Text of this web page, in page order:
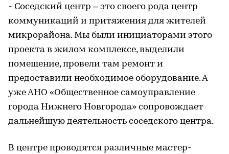
- Соседский центр – это своего рода центр
коммуникаций и притяжения для жителей
микрорайона. Мы были инициаторами этого
проекта в жилом комплексе, выделили
помещение, провели там ремонт и
предоставили необходимое оборудование. А
уже АНО «Общественное самоуправление
города Нижнего Новгорода» сопровождает
дальнейшую деятельность соседского центра.
В центре проводятся различные мастер-